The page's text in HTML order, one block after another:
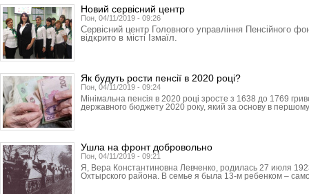
Новий сервісний центр
Пон, 04/11/2019 - 09:26
Сервісний центр Головного управління Пенсійного
відкрито в місті Ізмаїл.
Як будуть рости пенсії в 2020 році?
Пон, 04/11/2019 - 09:24
Мінімальна пенсія в 2020 році зросте з 1638 до 1769
державного бюджету 2020 року, який за основу в
Ушла на фронт добровольно
Пон, 04/11/2019 - 09:21
Я, Вера Константиновна Левченко, родилась 27 июля
Охтырского района. В семье я была 13-м ребенком –